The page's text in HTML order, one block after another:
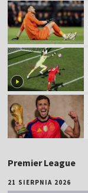
Premier League
21 SIERPNIA 2026